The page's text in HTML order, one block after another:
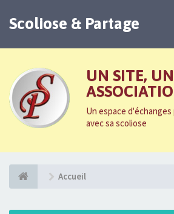
Scoliose & Partage
UN SITE,
Un espace
avec sa scoliose
Accueil